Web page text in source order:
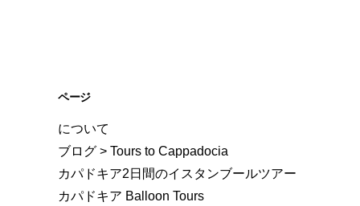
ページ
について
ブログ > Tours to Cappadocia
カパドキア2日間のイスタンブールツアー
カパドキア Balloon Tours